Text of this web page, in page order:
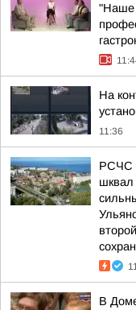
"Наше
На
11:36
РСЧС
шквал
В